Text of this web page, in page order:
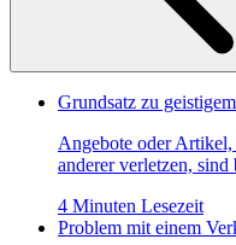
Grundsatz zu
Angebote oder Artikel,
anderer verletzen,
4 Minuten Lesezeit
Problem mit einem